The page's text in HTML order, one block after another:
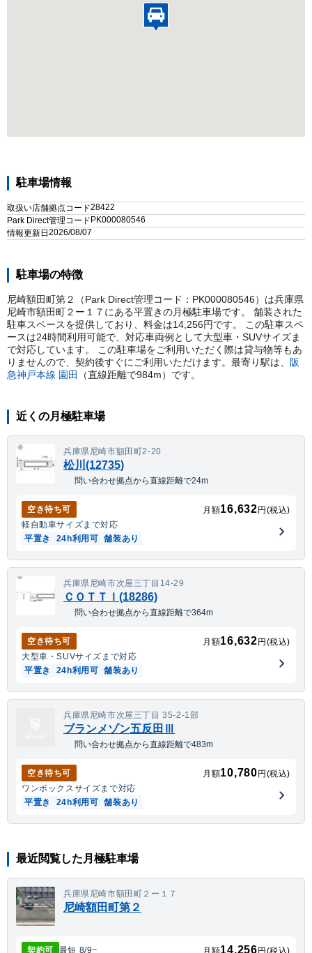
駐車場情報
取扱い店舗拠点コード28422
Park Direct管理コードPK000080546
情報更新日2026/08/07
駐車場の特徴
尼崎額田町第２（Park Direct管理コード：PK000080546）は兵庫県
尼崎市額田町２ー１７にある平置きの月極駐車場です。 舗装された
駐車スペースを提供しており、料金は14,256円です。 この駐車スペ
ースは24時間利用可能で、対応車両例として大型車・SUVサイズま
で対応しています。 この駐車場をご利用いただく際は貸与物等もあ
りませんので、契約後すぐにご利用いただけます。 最寄り駅は、 阪
急神戸本線 園田 （直線距離で984m） です。
近くの月極駐車場
兵庫県尼崎市額田町2-20
松川(12735)
問い合わせ拠点から直線距離で24m
空き待ち可 月額16,632円(税込)
軽自動車サイズまで対応
平置き
24h利用可 舗装あり
兵庫県尼崎市次屋三丁目14-29
ＣＯＴＴＩ(18286)
問い合わせ拠点から直線距離で364m
空き待ち可 月額16,632円(税込)
大型車・SUVサイズまで対応
平置き
24h利用可 舗装あり
兵庫県尼崎市次屋三丁目 35-2-1部
ブランメゾン五反田Ⅲ
問い合わせ拠点から直線距離で483m
空き待ち可 月額10,780円(税込)
ワンボックス サイズまで対応
平置き
24h利用可 舗装あり
最近閲覧した月極駐車場
兵庫県尼崎市額田町２ー１７
尼崎額田町第２
契約可 最短 8/9~ 月額14,256円(税込)